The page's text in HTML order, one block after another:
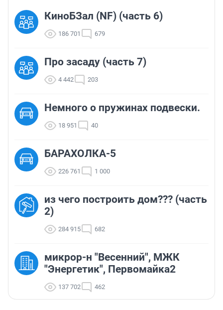
КиноБЗал (NF) (часть 6)
186 701 679
Про засаду (часть 7)
4 442 203
Немного о пружинах подвески.
18 951 40
БАРАХОЛКА-5
226 761 1 000
из чего построить дом??? (часть
2)
284 915 682
микрор-н "Весенний", МЖК
"Энергетик", Первомайка2
137 702 462